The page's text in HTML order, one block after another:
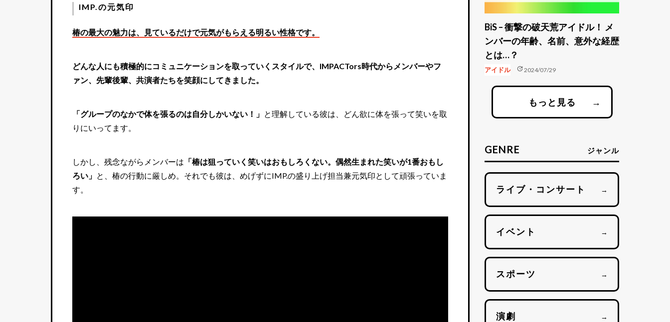
IMP.の元気印
椿の最大の魅力は、見ているだけで元気がもらえる明るい性格です。
どんな人にも積極的にコミュニケーションを取っていくスタイルで、IMPACTors時代からメンバーやフ
ァン、先輩後輩、共演者たちを笑顔にしてきました。
「グループのなかで体を張るのは自分しかいない！」 と理解している彼は、どん欲に体を張って笑いを取
りにいってます。
しかし、残念ながらメンバーは 「椿は狙っていく笑いはおもしろくない。偶然生まれた笑いが1番おもし
ろい」 と、椿の行動に厳しめ。それでも彼は、めげずにIMP.の盛り上げ担当兼元気印として頑張っていま
す。
BiS – 衝撃の破天荒アイドル！ メ
ンバーの年齢、名前、意外な経歴
とは…？
アイドル update2024/07/29
もっと見る →
GENRE ジャンル
ライブ・コンサート →
イベント →
スポーツ →
演劇 →